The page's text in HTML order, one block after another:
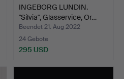
INGEBORG LUNDIN.
"Silvia", Glasservice, Or…
Beendet 21. Aug 2022
24 Gebote
295 USD